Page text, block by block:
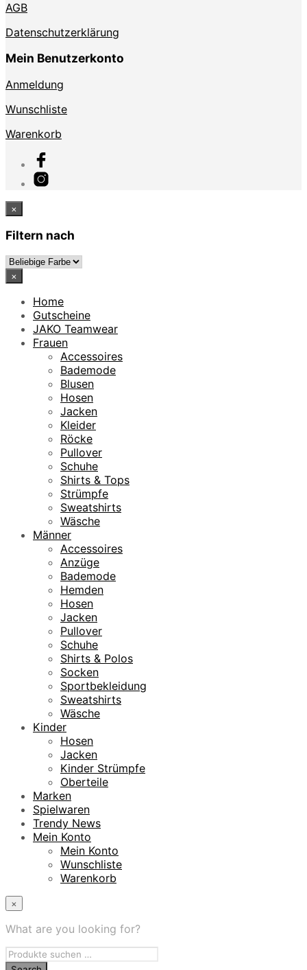
AGB
Datenschutzerklärung
Mein Benutzerkonto
Anmeldung
Wunschliste
Warenkorb
×
Filtern nach
×
Home
Gutscheine
JAKO Teamwear
Frauen
Accessoires
Bademode
Blusen
Hosen
Jacken
Kleider
Röcke
Pullover
Schuhe
Shirts & Tops
Strümpfe
Sweatshirts
Wäsche
Männer
Accessoires
Anzüge
Bademode
Hemden
Hosen
Jacken
Pullover
Schuhe
Shirts & Polos
Socken
Sportbekleidung
Sweatshirts
Wäsche
Kinder
Hosen
Jacken
Kinder Strümpfe
Oberteile
Marken
Spielwaren
Trendy News
Mein Konto
Mein Konto
Wunschliste
Warenkorb
×
What are you looking for?